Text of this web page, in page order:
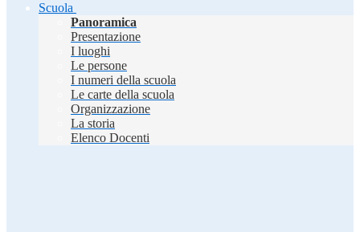
Scuola
Panoramica
Presentazione
I luoghi
Le persone
I numeri della scuola
Le carte della scuola
Organizzazione
La storia
Elenco Docenti